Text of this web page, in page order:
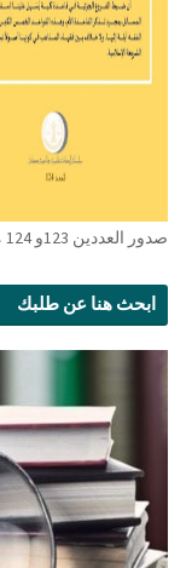
صدور العددين 123و 124 من سلسلة الأبحاث المعمقة بتاريخ 01/09/2024
ابحث هنا عن طلبك